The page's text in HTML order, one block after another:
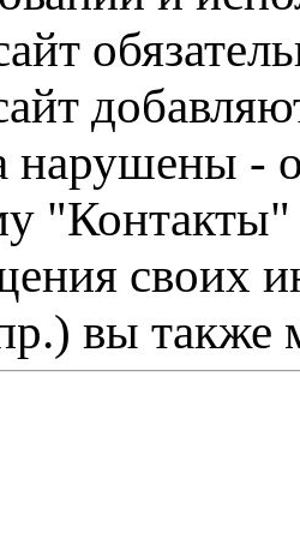
нарушены -
"Контакты"
своих
вы также